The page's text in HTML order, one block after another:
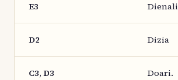
E3 Dienali
D2 Dizia
C3, D3 Doari.